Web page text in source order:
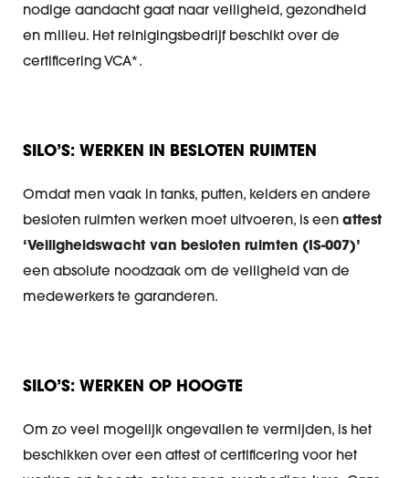
nodige aandacht gaat naar veiligheid, gezondheid
en milieu. Het reinigingsbedrijf beschikt over de
certificering VCA*.
SILO’S: WERKEN IN BESLOTEN RUIMTEN
Omdat men vaak in tanks, putten, kelders en andere
besloten ruimten werken moet uitvoeren, is een attest
‘Veiligheidswacht van besloten ruimten (IS-007)’
een absolute noodzaak om de veiligheid van de
medewerkers te garanderen.
SILO’S: WERKEN OP HOOGTE
Om zo veel mogelijk ongevallen te vermijden, is het
beschikken over een attest of certificering voor het